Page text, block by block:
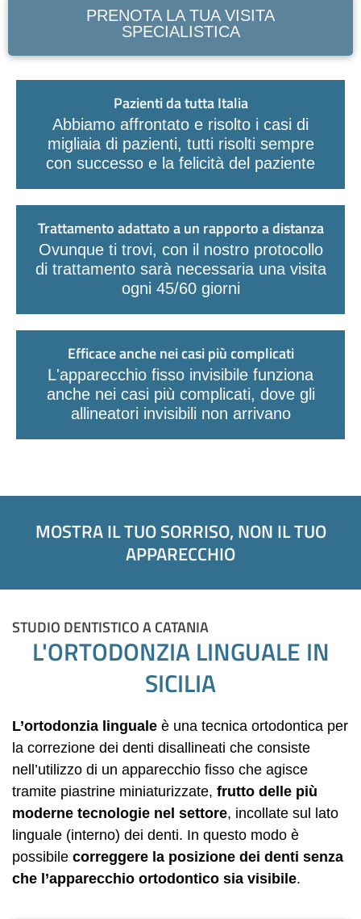
PRENOTA LA TUA VISITA
SPECIALISTICA
Pazienti da tutta Italia
Abbiamo affrontato e risolto i casi di
migliaia di pazienti, tutti risolti sempre
con successo e la felicità del paziente
Trattamento adattato a un rapporto a distanza
Ovunque ti trovi, con il nostro protocollo
di trattamento sarà necessaria una visita
ogni 45/60 giorni
Efficace anche nei casi più complicati
L'apparecchio fisso invisibile funziona
anche nei casi più complicati, dove gli
allineatori invisibili non arrivano
MOSTRA IL TUO SORRISO, NON IL TUO
APPARECCHIO
STUDIO DENTISTICO A CATANIA
L'ORTODONZIA LINGUALE IN
SICILIA
L’ortodonzia linguale è una tecnica ortodontica per
la correzione dei denti disallineati che consiste
nell’utilizzo di un apparecchio fisso che agisce
tramite piastrine miniaturizzate, frutto delle più
moderne tecnologie nel settore, incollate sul lato
linguale (interno) dei denti. In questo modo è
possibile correggere la posizione dei denti senza
che l’apparecchio ortodontico sia visibile.